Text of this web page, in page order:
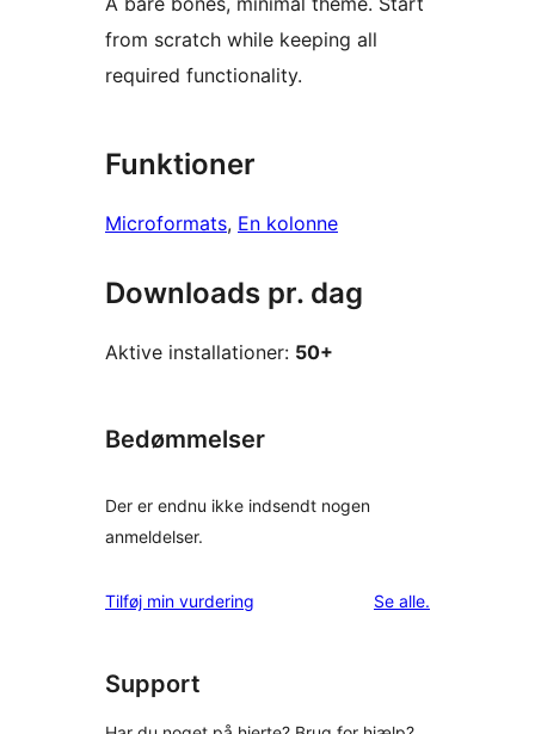
from scratch while keeping all
required functionality.
Funktioner
Microformats, En kolonne
Downloads pr. dag
Aktive installationer: 50+
Bedømmelser
Der er endnu ikke indsendt nogen
anmeldelser.
Tilføj min vurdering Se alleanmeldelser
.
Support